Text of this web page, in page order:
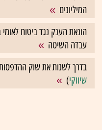
המיליונים
הונאת הענק נגד ביטוח
עבדה השיטה
בדרך לשנות את שוק
שיווקי)